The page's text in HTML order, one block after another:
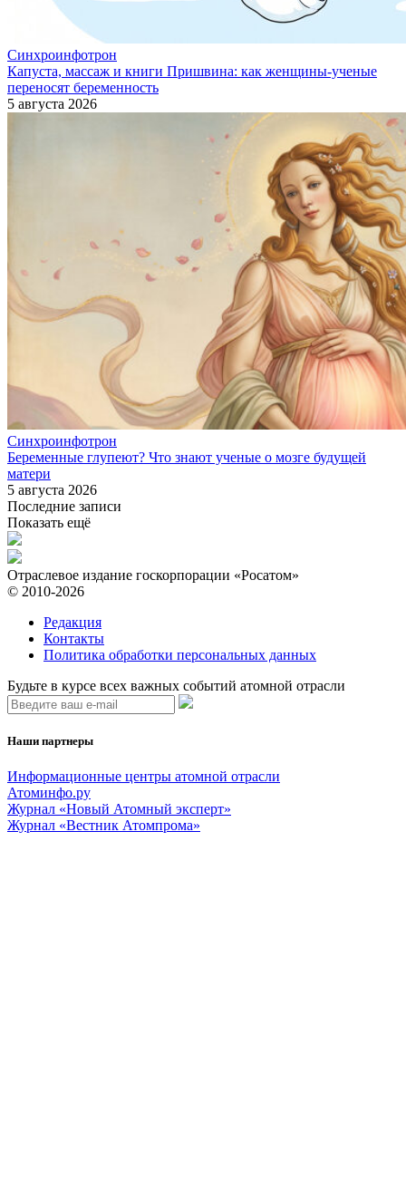
Синхроинфотрон
Капуста, массаж и книги Пришвина: как женщины-ученые
переносят беременность
5 августа 2026
Синхроинфотрон
Беременные глупеют? Что знают ученые о мозге будущей
матери
5 августа 2026
Последние записи
Показать ещё
Отраслевое издание госкорпорации «Росатом»
© 2010-2026
Редакция
Контакты
Политика обработки персональных данных
Будьте в курсе всех важных событий атомной отрасли
Наши партнеры
Информационные центры атомной отрасли
Атоминфо.ру
Журнал «Новый Атомный эксперт»
Журнал «Вестник Атомпрома»